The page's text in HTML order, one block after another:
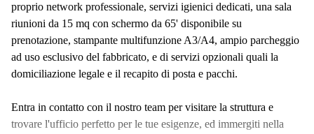
proprio network professionale, servizi igienici dedicati, una sala
riunioni da 15 mq con schermo da 65' disponibile su
prenotazione, stampante multifunzione A3/A4, ampio parcheggio
ad uso esclusivo del fabbricato, e di servizi opzionali quali la
domiciliazione legale e il recapito di posta e pacchi.
Entra in contatto con il nostro team per visitare la struttura e
trovare l'ufficio perfetto per le tue esigenze, ed immergiti nella